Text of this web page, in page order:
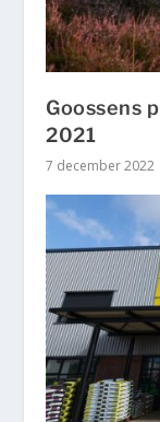
Goossens
2021
7 december 2022